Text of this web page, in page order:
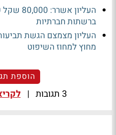
העליון
ברשתות חברתיות
העליון מצמצם הגשת
מחוץ למחוז השיפוט
הוספת
3 תגובות |